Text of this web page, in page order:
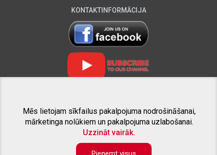
KONTAKTINFORMĀCIJA
SAISTĪTIE PROJEKTI
Mēs lietojam sīkfailus pakalpojuma nodrošināšanai,
mārketinga nolūkiem un pakalpojuma uzlabošanai.
Uzzināt vairāk.